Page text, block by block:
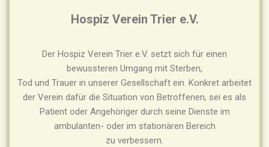
Hospiz Verein Trier e.V.
Der Hospiz Verein Trier e.V. setzt sich für einen
bewussteren Umgang mit Sterben,
Tod und Trauer in unserer Gesellschaft ein. Konkret arbeitet
der Verein dafür die Situation von Betroffenen, sei es als
Patient oder Angehöriger durch seine Dienste im
ambulanten- oder im stationären Bereich
zu verbessern.